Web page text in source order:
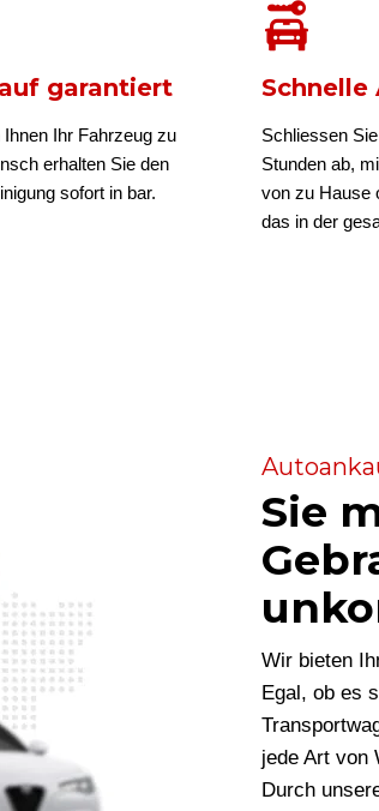
garantiert
Ihr Fahrzeug zu
erhalten Sie den
sofort in bar.
Schnelle
Schliessen
Stunden ab,
von zu Hause
das in der
Sie
Wir bieten
Egal, ob es
jede Art von
Durch